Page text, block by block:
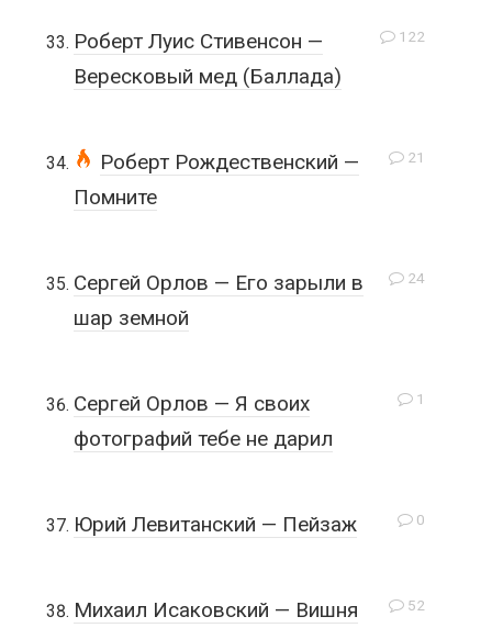
122
Роберт Луис Стивенсон —
Вересковый мед (Баллада)
21
Роберт Рождественский —
Помните
24
Сергей Орлов — Его зарыли в
шар земной
1
Сергей Орлов — Я своих
фотографий тебе не дарил
0
Юрий Левитанский — Пейзаж
52
Михаил Исаковский — Вишня